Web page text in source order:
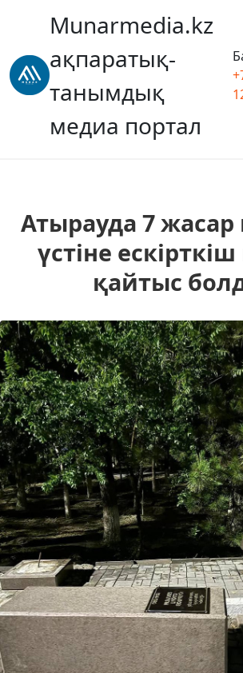
Munarmedia.kz
ақпаратық-
танымдық
медиа портал
Атырауда 7
үстіне
қайтыс